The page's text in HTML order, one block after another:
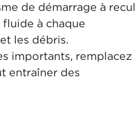
de démarrage à recul
à chaque
les débris.
importants, remplacez
entraîner des